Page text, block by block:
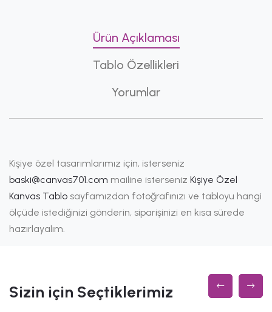
Ürün Açıklaması
Tablo Özellikleri
Yorumlar
Kişiye özel tasarımlarımız için, isterseniz
baski@canvas701.com mailine isterseniz Kişiye Özel
Kanvas Tablo sayfamızdan fotoğrafınızı ve tabloyu hangi
ölçüde istediğinizi gönderin, siparişinizi en kısa sürede
hazırlayalım.
Sizin için Seçtiklerimiz